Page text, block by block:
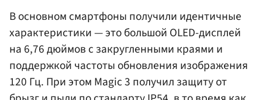
В основном смартфоны получили идентичные
характеристики — это большой OLED-дисплей
на 6,76 дюймов с закругленными краями и
поддержкой частоты обновления изображения
120 Гц. При этом Magic 3 получил защиту от